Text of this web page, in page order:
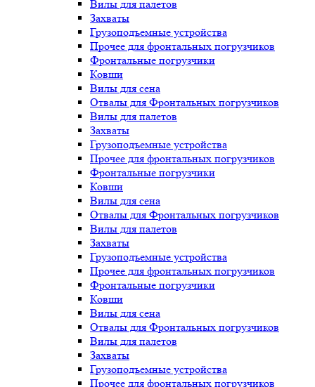
Вилы для палетов
Захваты
Грузоподъемные устройства
Прочее для фронтальных погрузчиков
Фронтальные погрузчики
Ковши
Вилы для сена
Отвалы для Фронтальных погрузчиков
Вилы для палетов
Захваты
Грузоподъемные устройства
Прочее для фронтальных погрузчиков
Фронтальные погрузчики
Ковши
Вилы для сена
Отвалы для Фронтальных погрузчиков
Вилы для палетов
Захваты
Грузоподъемные устройства
Прочее для фронтальных погрузчиков
Фронтальные погрузчики
Ковши
Вилы для сена
Отвалы для Фронтальных погрузчиков
Вилы для палетов
Захваты
Грузоподъемные устройства
Прочее для фронтальных погрузчиков